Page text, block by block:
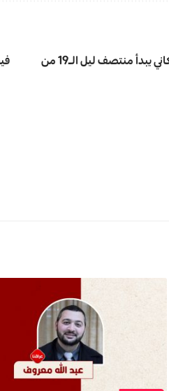
الداخلية: حظر التجوال لأيام التعداد السكاني يبدأ منتصف ليل الـ19 من